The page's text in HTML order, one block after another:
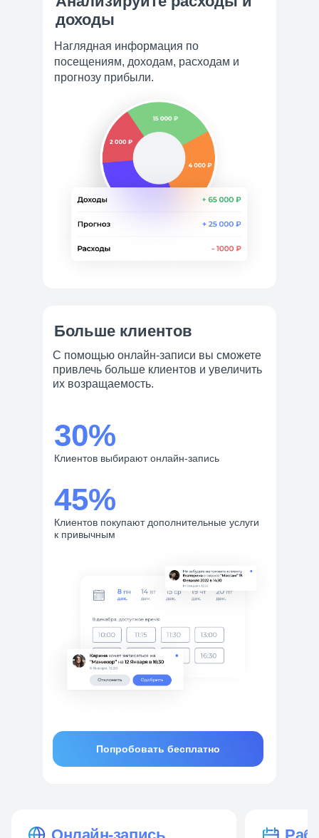
Наглядная информация по
посещениям, доходам, расходам и
прогнозу прибыли.
доходы
Клиентов выбирают онлайн-запись
Клиентов покупают дополнительные услуги
к привычным
С помощью онлайн-записи вы сможете
привлечь больше клиентов и увеличить
их возращаемость.
30%
45%
Больше клиентов
Попробовать бесплатно